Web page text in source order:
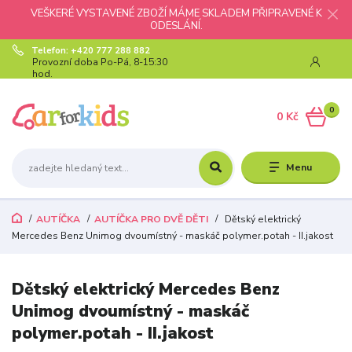
VEŠKERÉ VYSTAVENÉ ZBOŽÍ MÁME SKLADEM PŘIPRAVENÉ K
ODESLÁNÍ.
Menu
Telefon: +420 777 288 882
Provozní doba Po-Pá, 8-15:30
hod.
0
0 Kč
AUTÍČKA AUTÍČKA PRO DVĚ DĚTI
Dětský elektrický
Mercedes Benz Unimog dvoumístný - maskáč polymer.potah - II.jakost
Dětský elektrický Mercedes Benz
Unimog dvoumístný - maskáč
polymer.potah - II.jakost